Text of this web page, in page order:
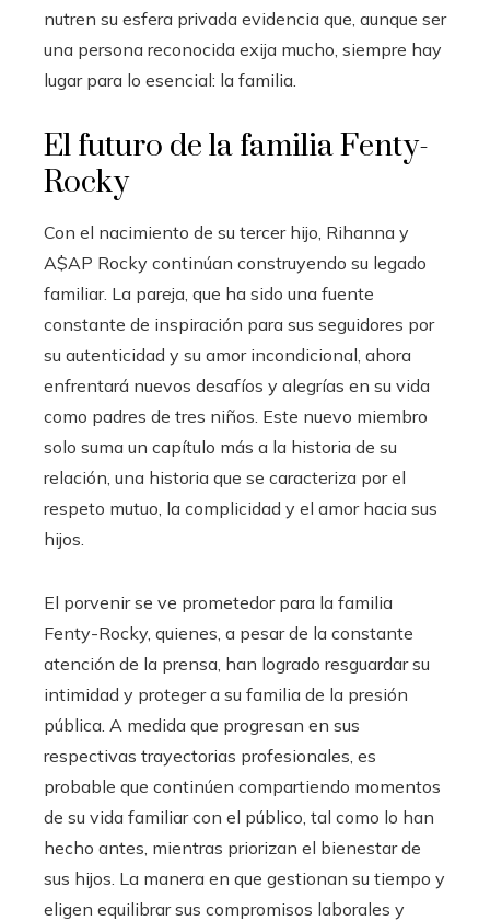
nutren su esfera privada evidencia que, aunque ser
una persona reconocida exija mucho, siempre hay
lugar para lo esencial: la familia.
El futuro de la familia Fenty-
Rocky
Con el nacimiento de su tercer hijo, Rihanna y
A$AP Rocky continúan construyendo su legado
familiar. La pareja, que ha sido una fuente
constante de inspiración para sus seguidores por
su autenticidad y su amor incondicional, ahora
enfrentará nuevos desafíos y alegrías en su vida
como padres de tres niños. Este nuevo miembro
solo suma un capítulo más a la historia de su
relación, una historia que se caracteriza por el
respeto mutuo, la complicidad y el amor hacia sus
hijos.
El porvenir se ve prometedor para la familia
Fenty-Rocky, quienes, a pesar de la constante
atención de la prensa, han logrado resguardar su
intimidad y proteger a su familia de la presión
pública. A medida que progresan en sus
respectivas trayectorias profesionales, es
probable que continúen compartiendo momentos
de su vida familiar con el público, tal como lo han
hecho antes, mientras priorizan el bienestar de
sus hijos. La manera en que gestionan su tiempo y
eligen equilibrar sus compromisos laborales y